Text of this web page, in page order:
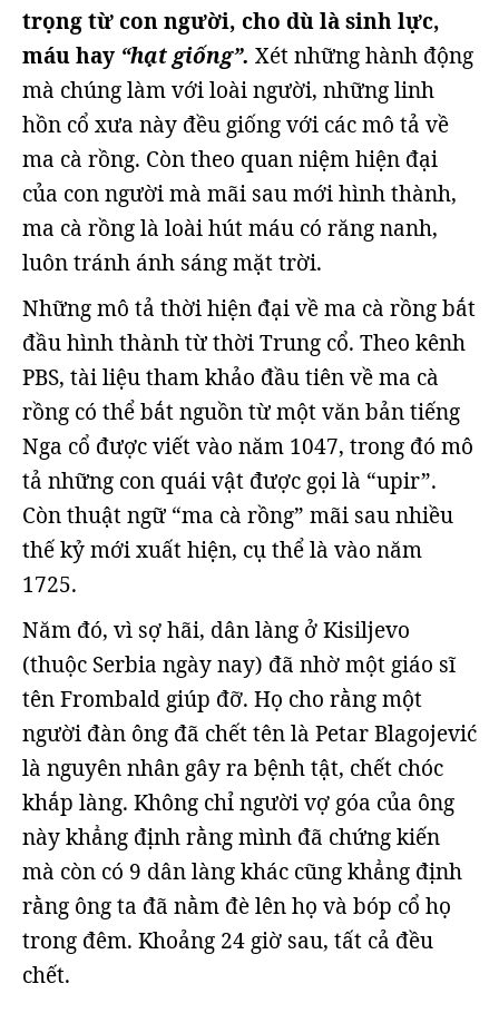
trọng từ con người, cho dù là sinh lực,
máu hay “hạt giống”. Xét những hành động
mà chúng làm với loài người, những linh
hồn cổ xưa này đều giống với các mô tả về
ma cà rồng. Còn theo quan niệm hiện đại
của con người mà mãi sau mới hình thành,
ma cà rồng là loài hút máu có răng nanh,
luôn tránh ánh sáng mặt trời.
Những mô tả thời hiện đại về ma cà rồng bắt
đầu hình thành từ thời Trung cổ. Theo kênh
PBS, tài liệu tham khảo đầu tiên về ma cà
rồng có thể bắt nguồn từ một văn bản tiếng
Nga cổ được viết vào năm 1047, trong đó mô
tả những con quái vật được gọi là “upir”.
Còn thuật ngữ “ma cà rồng” mãi sau nhiều
thế kỷ mới xuất hiện, cụ thể là vào năm
1725.
Năm đó, vì sợ hãi, dân làng ở Kisiljevo
(thuộc Serbia ngày nay) đã nhờ một giáo sĩ
tên Frombald giúp đỡ. Họ cho rằng một
người đàn ông đã chết tên là Petar Blagojević
là nguyên nhân gây ra bệnh tật, chết chóc
khắp làng. Không chỉ người vợ góa của ông
này khẳng định rằng mình đã chứng kiến
mà còn có 9 dân làng khác cũng khẳng định
rằng ông ta đã nằm đè lên họ và bóp cổ họ
trong đêm. Khoảng 24 giờ sau, tất cả đều
chết.